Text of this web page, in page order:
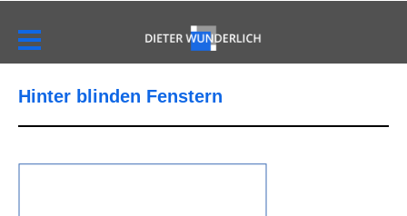
Hinter blinden Fenstern